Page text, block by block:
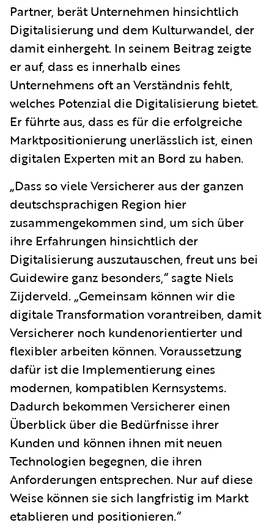
Partner, berät Unternehmen hinsichtlich
Digitalisierung und dem Kulturwandel, der
damit einhergeht. In seinem Beitrag zeigte
er auf, dass es innerhalb eines
Unternehmens oft an Verständnis fehlt,
welches Potenzial die Digitalisierung bietet.
Er führte aus, dass es für die erfolgreiche
Marktpositionierung unerlässlich ist, einen
digitalen Experten mit an Bord zu haben.
„Dass so viele Versicherer aus der ganzen
deutschsprachigen Region hier
zusammengekommen sind, um sich über
ihre Erfahrungen hinsichtlich der
Digitalisierung auszutauschen, freut uns bei
Guidewire ganz besonders,“ sagte Niels
Zijderveld. „Gemeinsam können wir die
digitale Transformation vorantreiben, damit
Versicherer noch kundenorientierter und
flexibler arbeiten können. Voraussetzung
dafür ist die Implementierung eines
modernen, kompatiblen Kernsystems.
Dadurch bekommen Versicherer einen
Überblick über die Bedürfnisse ihrer
Kunden und können ihnen mit neuen
Technologien begegnen, die ihren
Anforderungen entsprechen. Nur auf diese
Weise können sie sich langfristig im Markt
etablieren und positionieren.“